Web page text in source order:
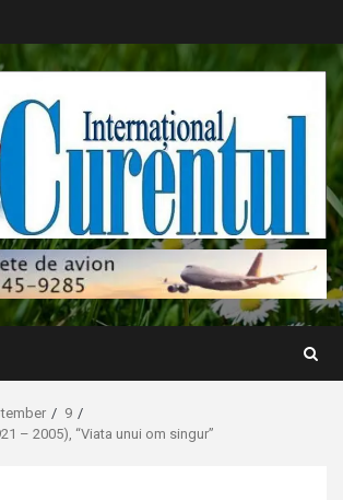
9
– 2005), “Viata unui om singur”